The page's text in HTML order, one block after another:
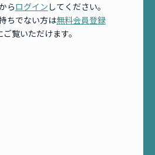
らログイン してください。
ちでない方は無料会員登録
覧いただけます。